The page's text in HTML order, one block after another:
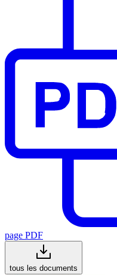
page PDF
tous les documents